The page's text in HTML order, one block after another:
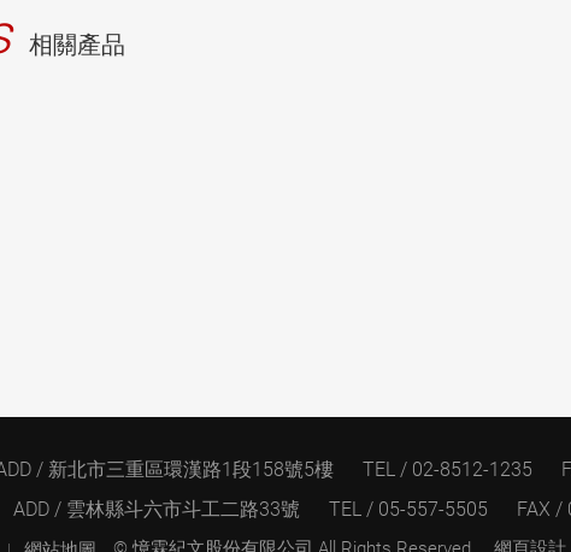
相關產品
/ 新北市三重區環漢路1段158號5樓 TEL / 02-8512-1235
ADD / 雲林縣斗六市斗工二路33號 TEL / 05-557-5505 FAX /